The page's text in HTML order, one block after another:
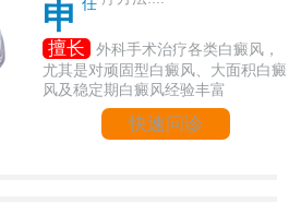
申
擅长
外科手术治疗各类白癜风，
尤其是对顽固型白癜风、大面积白癜
风及稳定期白癜风经验丰富
快速问诊